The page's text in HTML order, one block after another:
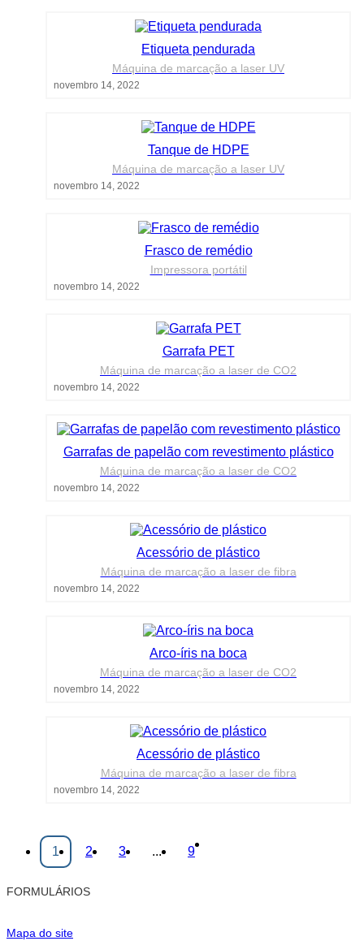
FORMULÁRIOS
Etiqueta pendurada
Máquina de marcação a laser UV
novembro 14, 2022
Tanque de HDPE
Máquina de marcação a laser UV
novembro 14, 2022
Frasco de remédio
Impressora portátil
novembro 14, 2022
Garrafa PET
Máquina de marcação a laser de CO2
novembro 14, 2022
Garrafas de papelão com revestimento plástico
Máquina de marcação a laser de CO2
novembro 14, 2022
Acessório de plástico
Máquina de marcação a laser de fibra
novembro 14, 2022
Arco-íris na boca
Máquina de marcação a laser de CO2
novembro 14, 2022
Acessório de plástico
Máquina de marcação a laser de fibra
novembro 14, 2022
1 2 3 ... 9
Mapa do site